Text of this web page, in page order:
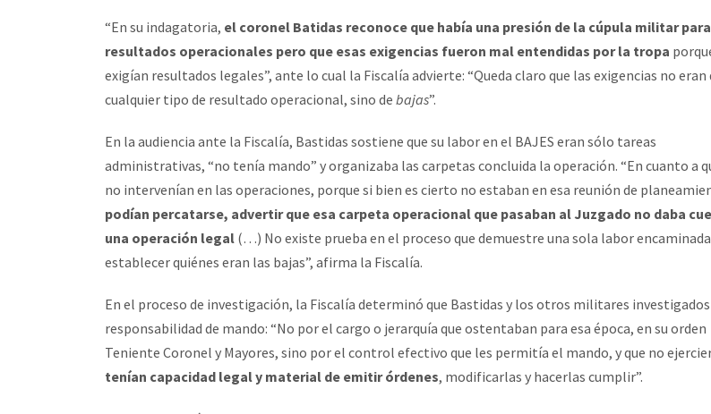
“En su indagatoria, el coronel Batidas reconoce que había una presión de la cúpula militar
resultados operacionales pero que esas exigencias fueron mal entendidas por la tropa
exigían resultados legales”, ante lo cual la Fiscalía advierte: “Queda claro que las exigencias no eran
cualquier tipo de resultado operacional, sino de bajas”.
En la audiencia ante la Fiscalía, Bastidas sostiene que su labor en el BAJES eran sólo tareas
administrativas, “no tenía mando” y organizaba las carpetas concluida la operación. “En cuanto a
no intervenían en las operaciones, porque si bien es cierto no estaban en esa reunión de
podían percatarse, advertir que esa carpeta operacional que pasaban al Juzgado no daba
una operación legal (…) No existe prueba en el proceso que demuestre una sola labor
establecer quiénes eran las bajas”, afirma la Fiscalía.
En el proceso de investigación, la Fiscalía determinó que Bastidas y los otros militares
responsabilidad de mando: “No por el cargo o jerarquía que ostentaban para esa época, en su orden
Teniente Coronel y Mayores, sino por el control efectivo que les permitía el mando, y que no
tenían capacidad legal y material de emitir órdenes, modificarlas y hacerlas cumplir”.